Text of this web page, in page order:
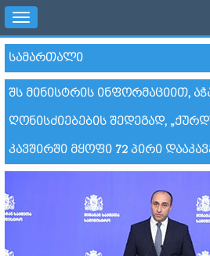
Toggle
navigation
ᲡᲐᲛᲐᲠᲗᲐᲚᲘ
ᲨᲡ ᲛᲘᲜᲘᲡᲢᲠᲘᲡ ᲘᲜᲤᲝᲠᲛᲐᲪᲘᲘᲗ,
ᲦᲝᲜᲘᲡᲫᲘᲔᲑᲔᲑᲘᲡ ᲨᲔᲓᲔᲒᲐᲓ,
ᲙᲐᲕᲨᲘᲠᲨᲘ ᲛᲧᲝᲤᲘ 72 ᲞᲘᲠᲘ